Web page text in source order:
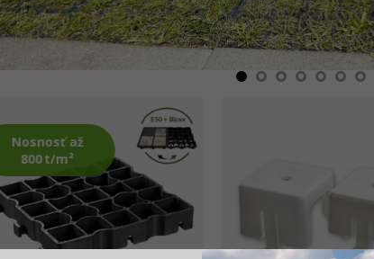
Nosnosť až
800 t/m²